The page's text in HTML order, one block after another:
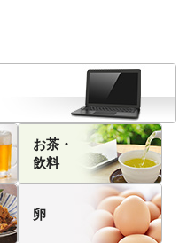
お茶・
飲料
卵